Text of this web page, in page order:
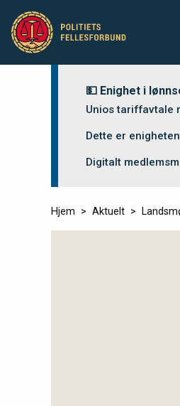
💵 Enighet i
Unios tariffavtale
Dette er
Digitalt
Hjem Aktuelt